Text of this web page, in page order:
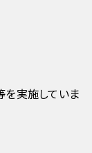
を実施していま